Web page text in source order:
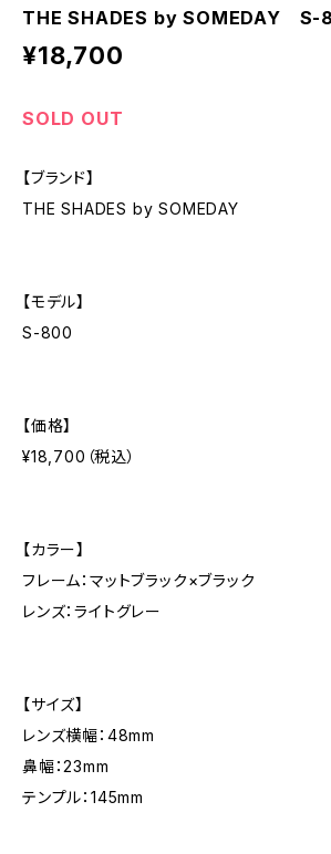
THE SHADES by SOMEDAY S-
¥18,700
SOLD OUT
【ブランド】
THE SHADES by SOMEDAY
【モデル】
S-800
【価格】
¥18,700（税込）
【カラー】
フレーム：マットブラック×ブラック
レンズ：ライトグレー
【サイズ】
レンズ横幅：48mm
鼻幅：23mm
テンプル：145mm